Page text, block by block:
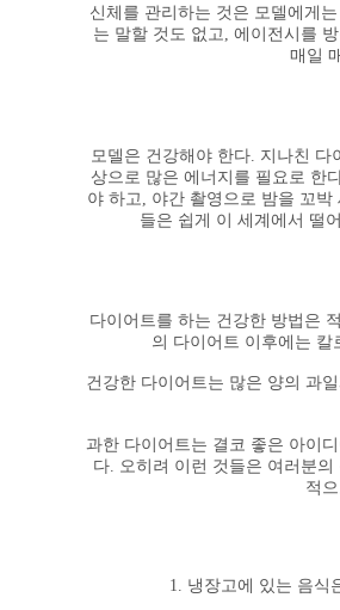
신체를 관리하는 것은 모델에게
는 말할 것도 없고, 에이전시를
매일
모델은 건강해야 한다. 지나친 다
상으로 많은 에너지를 필요로 한
야 하고, 야간 촬영으로 밤을 꼬
들은 쉽게 이 세계에서 떨
다이어트를 하는 건강한 방법은
의 다이어트 이후에는
건강한 다이어트는 많은 양의 과
과한 다이어트는 결코 좋은 아이
다. 오히려 이런 것들은 여러분
적
1. 냉장고에 있는 음식